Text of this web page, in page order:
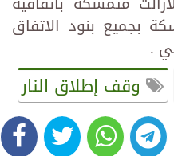
بجميع بنود الاتفاق
وقف إطلاق النار